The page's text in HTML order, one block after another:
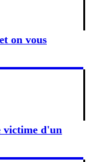
on vous
victime d'un